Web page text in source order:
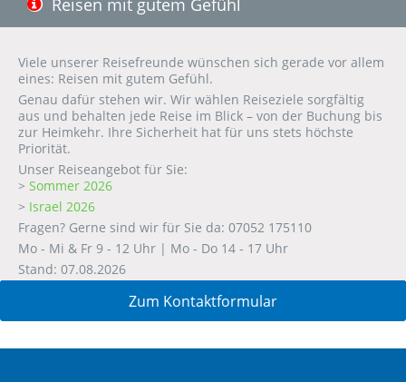
Reisen mit gutem Gefühl
Viele unserer Reisefreunde wünschen sich gerade vor allem
eines: Reisen mit gutem Gefühl.
Genau dafür stehen wir. Wir wählen Reiseziele sorgfältig
aus und behalten jede Reise im Blick – von der Buchung bis
zur Heimkehr. Ihre Sicherheit hat für uns stets höchste
Priorität.
Unser Reiseangebot für Sie:
> Sommer 2026
> Israel 2026
Fragen? Gerne sind wir für Sie da: 07052 175110
Mo - Mi & Fr 9 - 12 Uhr | Mo - Do 14 - 17 Uhr
Stand: 07.08.2026
Zum Kontaktformular